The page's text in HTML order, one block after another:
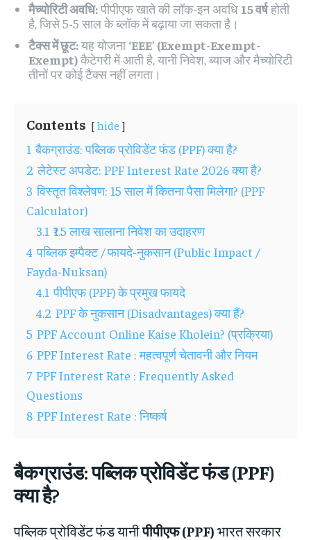
मैच्योरिटी अवधि:पीपीएफ खाते की लॉक-इन अवधि 15 वर्षहोती
है, जिसे 5-5 साल के ब्लॉक में बढ़ाया जा सकता है।
टैक्स में छूट:यह योजना‘EEE’ (Exempt-Exempt-
Exempt)कैटेगरी में आती है, यानी निवेश, ब्याज और मैच्योरिटी
तीनों पर कोई टैक्स नहीं लगता।
Contents hide
1 बैकग्राउंड: पब्लिक प्रोविडेंट फंड (PPF) क्या है?
2 लेटेस्ट अपडेट: PPF Interest Rate 2026 क्या है?
3 विस्तृत विश्लेषण: 15 साल में कितना पैसा मिलेगा? (PPF
Calculator)
3.1 ₹1.5 लाख सालाना निवेश का उदाहरण
4 पब्लिक इम्पैक्ट / फायदे-नुकसान (Public Impact /
Fayda-Nuksan)
4.1 पीपीएफ (PPF) के प्रमुख फायदे
4.2 PPF के नुकसान (Disadvantages) क्या हैं?
5 PPF Account Online Kaise Kholein? (प्रक्रिया)
6 PPF Interest Rate : महत्वपूर्ण चेतावनी और नियम
7 PPF Interest Rate : Frequently Asked
Questions
8 PPF Interest Rate : निष्कर्ष
बैकग्राउंड: पब्लिक प्रोविडेंट फंड (PPF)
क्या है?
पब्लिक प्रोविडेंट फंड यानीपीपीएफ (PPF) भारत सरकार